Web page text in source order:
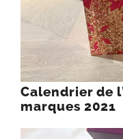
Calendrier de
marques 2021